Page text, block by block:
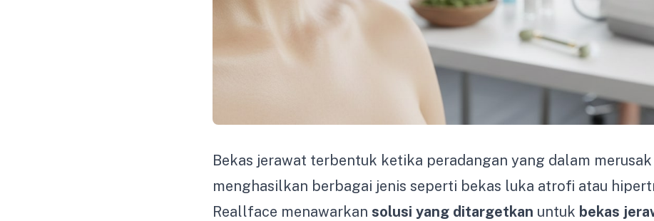
Bekas jerawat terbentuk ketika peradangan yang dalam
menghasilkan berbagai jenis seperti bekas luka atrofi atau
Reallface menawarkan solusi yang ditargetkan untuk bekas